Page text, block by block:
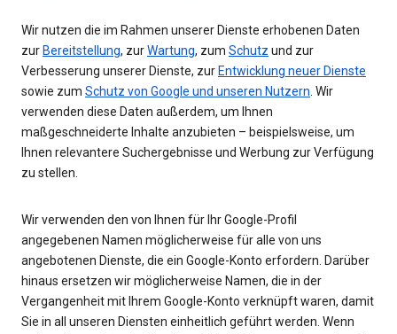
Wir nutzen die im Rahmen unserer Dienste erhobenen Daten
zur Bereitstellung, zurWartung, zum Schutz und zur
Verbesserung unserer Dienste, zur Entwicklung neuer Dienste
sowie zum Schutz von Google und unseren Nutzern. Wir
verwenden diese Daten außerdem, um Ihnen
maßgeschneiderte Inhalte anzubieten – beispielsweise, um
Ihnen relevantere Suchergebnisse und Werbung zur Verfügung
zu stellen.
Wir verwenden den von Ihnen für Ihr Google-Profil
angegebenen Namen möglicherweise für alle von uns
angebotenen Dienste, die ein Google-Konto erfordern. Darüber
hinaus ersetzen wir möglicherweise Namen, die in der
Vergangenheit mit Ihrem Google-Konto verknüpft waren, damit
Sie in all unseren Diensten einheitlich geführt werden. Wenn